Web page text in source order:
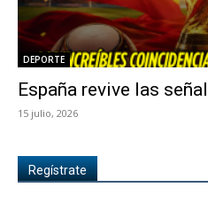
DEPORTE
España revive las
15 julio, 2026
Regístrate